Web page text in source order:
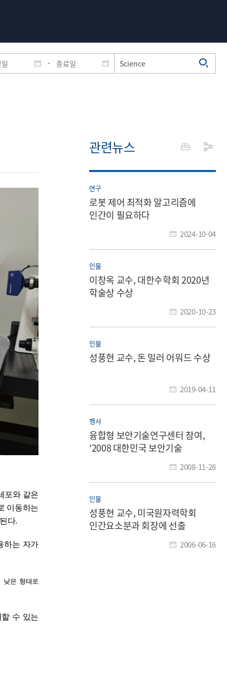
-
포와 같은
이동하는
다.
하는 자가
낮은 형태로
수 있는
관련뉴스
연구
로봇 제어 최적화 알고리즘에
인간이 필요하다
2024-10-04
인물
이창옥 교수, 대한수학회 2020년
학술상 수상
2020-10-23
인물
성풍현 교수, 돈 밀러 어워드 수상
2019-04-11
행사
융합형 보안기술연구센터 참여,
'2008 대한민국 보안기술
2008-11-28
인물
성풍현 교수, 미국원자력학회
인간요소분과 회장에 선출
2006-06-16